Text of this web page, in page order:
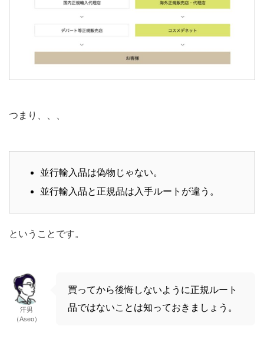
つまり、、、
並行輸入品は偽物じゃない。
並行輸入品と正規品は入手ルートが違う。
ということです。
汗男
（Aseo）
買ってから後悔しないように正規ルート
品ではないことは知っておきましょう。